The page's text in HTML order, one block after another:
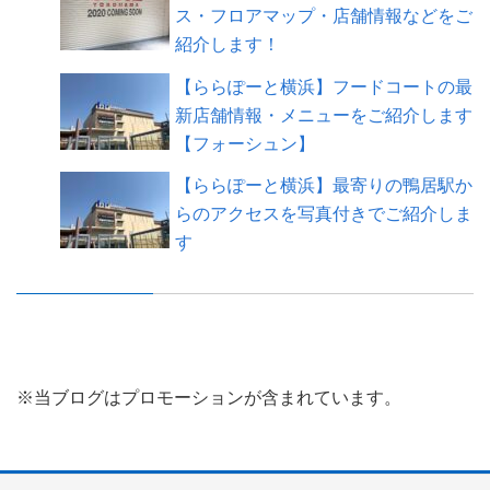
ス・フロアマップ・店舗情報などをご
紹介します！
【ららぽーと横浜】フードコートの最
新店舗情報・メニューをご紹介します
【フォーシュン】
【ららぽーと横浜】最寄りの鴨居駅か
らのアクセスを写真付きでご紹介しま
す
※当ブログはプロモーションが含まれています。